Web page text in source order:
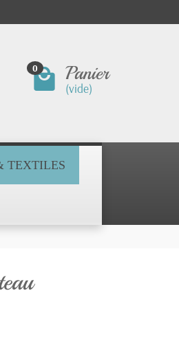
0 Panier
(vide)
TEXTILES